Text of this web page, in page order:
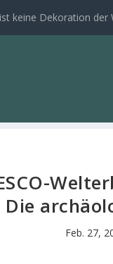
keine Dekoration der
Feb. 27,